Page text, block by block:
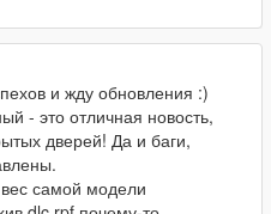
и жду обновления :)
- это отличная новость,
дверей! Да и баги,
самой модели